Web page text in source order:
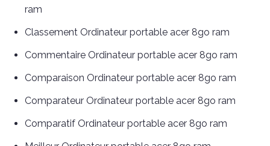
ram
Classement Ordinateur portable acer 8go ram
Commentaire Ordinateur portable acer 8go ram
Comparaison Ordinateur portable acer 8go ram
Comparateur Ordinateur portable acer 8go ram
Comparatif Ordinateur portable acer 8go ram